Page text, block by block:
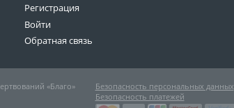
Регистрация
Войти
Обратная связь
«Благо»
Безопасность персональных данных
Безопасность платежей